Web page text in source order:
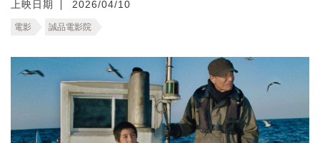
上映日期
2026/04/10
電影 誠品電影院